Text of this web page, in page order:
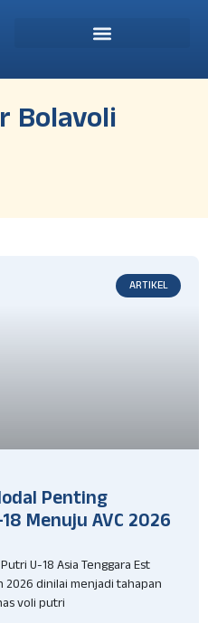
Bolavoli
ARTIKEL
Penting
Menuju AVC 2026
U-18 Asia Tenggara Est
2026 dinilai menjadi tahapan
voli putri